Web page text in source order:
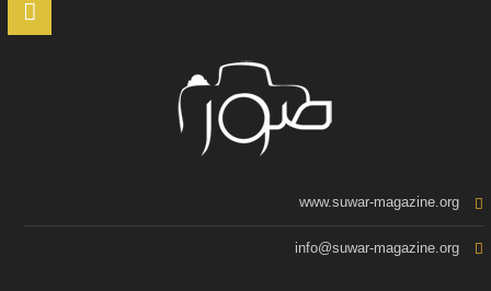
www.suwar-magazine.org
info@suwar-magazine.org